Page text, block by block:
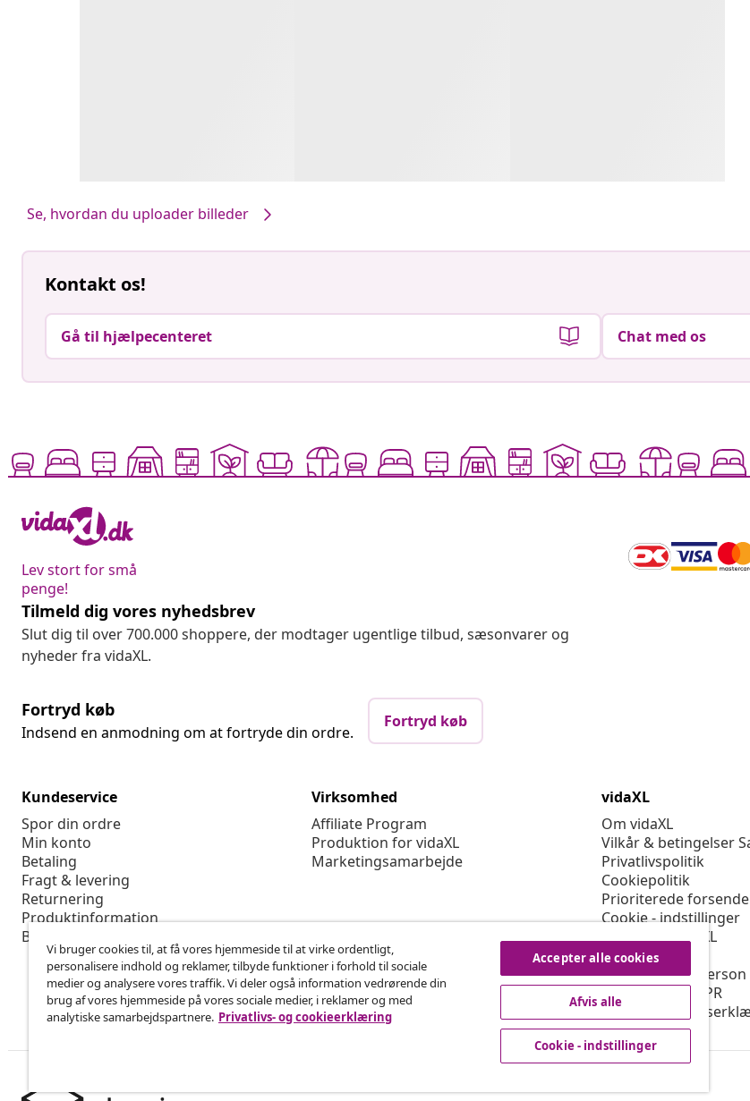
Se, hvordan du uploader billeder
Kontakt os!
Gå til hjælpecenteret Chat med os
Lev stort for små
penge!
Tilmeld dig vores nyhedsbrev
Slut dig til over 700.000 shoppere, der modtager ugentlige tilbud, sæsonvarer og
nyheder fra vidaXL.
Fortryd køb
Indsend en anmodning om at fortryde din ordre.
Fortryd køb
Kundeservice
Spor din ordre
Min konto
Betaling
Fragt & levering
Returnering
Produktinformation
Bestilling
Virksomhed
Affiliate Program
Produktion for vidaXL
Marketingsamarbejde
vidaXL
Om vidaXL
Vilkår & betingelser
Privatlivspolitik
Cookiepolitik
Prioriterede
Cookie - indstillinger
Arbejd for vidaXL
Sikkerhed
EU-ansvarlige person
Politikken for EPR
Vi bruger cookies til, at få vores hjemmeside til at virke ordentligt,
personalisere indhold og reklamer, tilbyde funktioner i forhold til sociale
medier og analysere vores traffik. Vi deler også information vedrørende din
brug af vores hjemmeside på vores sociale medier, i reklamer og med
analytiske samarbejdspartnere. Privatlivs- og cookieerklæring
Accepter alle cookies
Afvis alle
Cookie - indstillinger